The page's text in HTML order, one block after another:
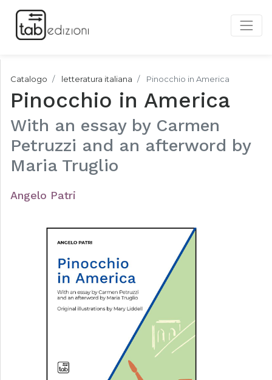
Catalogo letteratura italiana Pinocchio in America
Pinocchio in America
With an essay by Carmen
Petruzzi and an afterword by
Maria Truglio
Angelo Patri